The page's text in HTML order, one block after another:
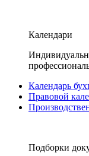
Календари
Календарь
Правовой
Подборки